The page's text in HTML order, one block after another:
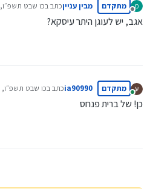
מ
מנותק
מתקדם מבין ענייןכתב בכו שבט תשפ״ו, 07:33
נערך לאחרונה על ידי
אגב, יש לעוגן היתר עיסקא?
מחובר
מתקדם ia90990כתב בכו שבט תשפ״ו, 09:13
נערך לאחרונה על ידי ia90990
כן! של ברית פנחס